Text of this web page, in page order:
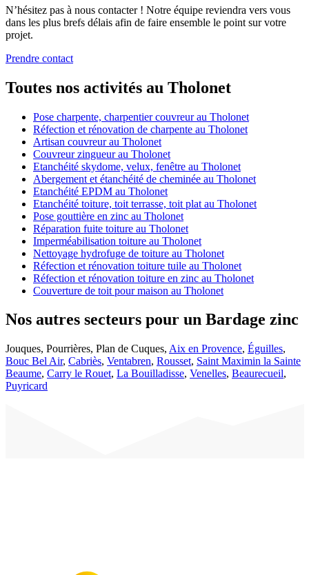
N’hésitez pas à nous contacter ! Notre équipe reviendra vers vous
dans les plus brefs délais afin de faire ensemble le point sur votre
projet.
Prendre contact
Toutes nos activités au Tholonet
Pose charpente, charpentier couvreur au Tholonet
Réfection et rénovation de charpente au Tholonet
Artisan couvreur au Tholonet
Couvreur zingueur au Tholonet
Etanchéité skydome, velux, fenêtre au Tholonet
Abergement et étanchéité de cheminée au Tholonet
Etanchéité EPDM au Tholonet
Etanchéité toiture, toit terrasse, toit plat au Tholonet
Pose gouttière en zinc au Tholonet
Réparation fuite toiture au Tholonet
Imperméabilisation toiture au Tholonet
Nettoyage hydrofuge de toiture au Tholonet
Réfection et rénovation toiture tuile au Tholonet
Réfection et rénovation toiture en zinc au Tholonet
Couverture de toit pour maison au Tholonet
Nos autres secteurs pour un Bardage zinc
Jouques, Pourrières, Plan de Cuques, Aix en Provence, Éguilles,
Bouc Bel Air, Cabriès, Ventabren, Rousset, Saint Maximin la Sainte
Beaume, Carry le Rouet, La Bouilladisse, Venelles, Beaurecueil,
Puyricard